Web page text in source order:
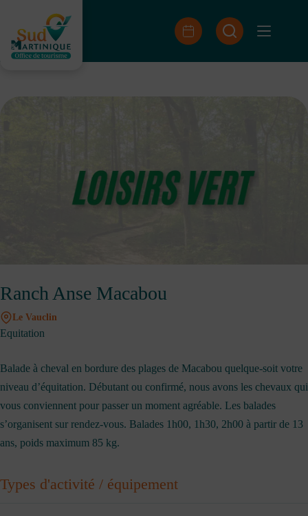
contenu
Ranch Anse Macabou
Le Vauclin
Equitation
Balade à cheval en bordure des plages de Macabou quelque-soit votre
niveau d’équitation. Débutant ou confirmé, nous avons les chevaux qui
vous conviennent pour passer un moment agréable. Les balades
s’organisent sur rendez-vous. Balades 1h00, 1h30, 2h00 à partir de 13
ans, poids maximum 85 kg.
Types d'activité / équipement